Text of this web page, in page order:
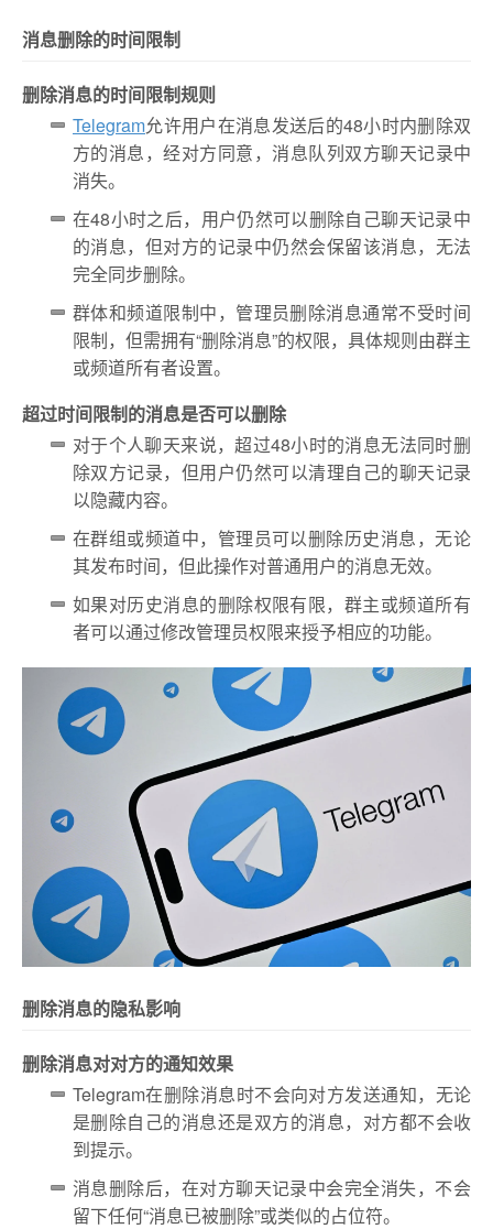
消息删除的时间限制
删除消息的时间限制规则
Telegram允许用户在消息发送后的48小时内删除双
方的消息，经对方同意，消息队列双方聊天记录中
消失。
在48小时之后，用户仍然可以删除自己聊天记录中
的消息，但对方的记录中仍然会保留该消息，无法
完全同步删除。
群体和频道限制中，管理员删除消息通常不受时间
限制，但需拥有“删除消息”的权限，具体规则由群主
或频道所有者设置。
超过时间限制的消息是否可以删除
对于个人聊天来说，超过48小时的消息无法同时删
除双方记录，但用户仍然可以清理自己的聊天记录
以隐藏内容。
在群组或频道中，管理员可以删除历史消息，无论
其发布时间，但此操作对普通用户的消息无效。
如果对历史消息的删除权限有限，群主或频道所有
者可以通过修改管理员权限来授予相应的功能。
删除消息的隐私影响
删除消息对对方的通知效果
Telegram在删除消息时不会向对方发送通知，无论
是删除自己的消息还是双方的消息，对方都不会收
到提示。
消息删除后，在对方聊天记录中会完全消失，不会
留下任何“消息已被删除”或类似的占位符。